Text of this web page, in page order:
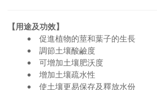
【用途及功效】
促進植物的莖和葉子的生長
調節土壤酸鹼度
可增加土壤肥沃度
增加土壤疏水性
使土壤更易保存及釋放水份